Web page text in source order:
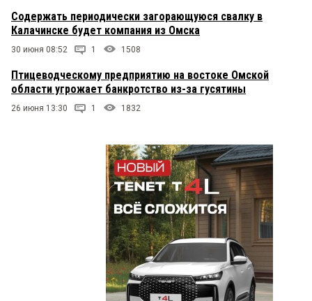
Содержать периодически загорающуюся свалку в
Калачинске будет компания из Омска
30 июня 08:52 1 1508
Птицеводческому предприятию на востоке Омской
области угрожает банкротство из-за гусятины
26 июня 13:30 1 1832